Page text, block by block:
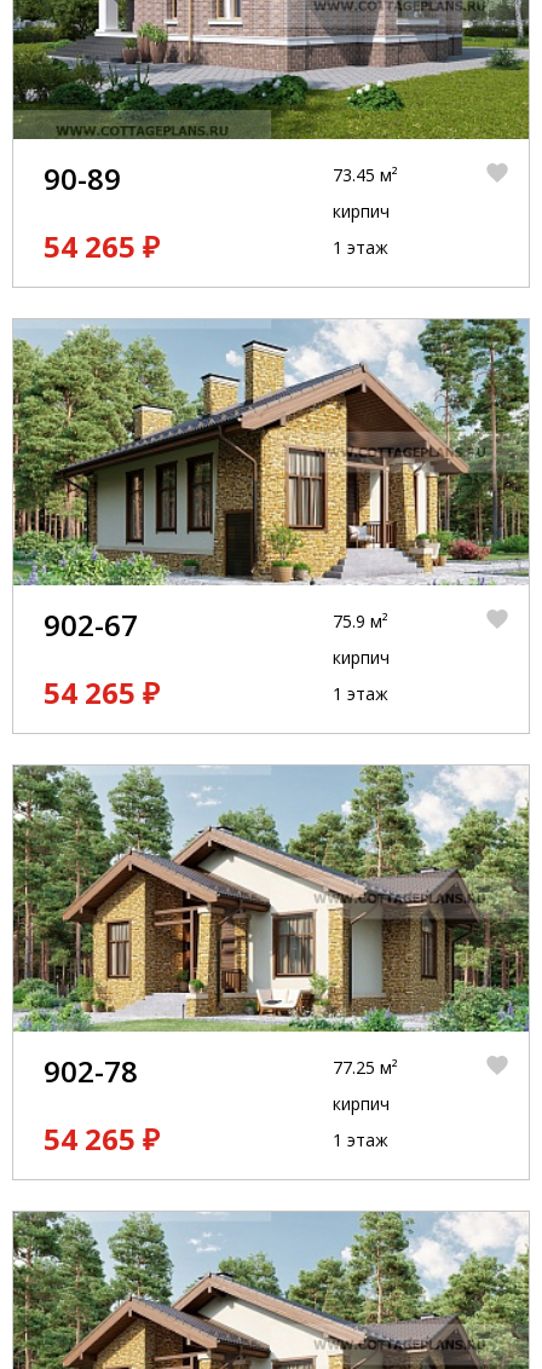
90-89
54 265 ₽
73.45 м²
кирпич
1 этаж
902-67
54 265 ₽
75.9 м²
кирпич
1 этаж
902-78
54 265 ₽
77.25 м²
кирпич
1 этаж